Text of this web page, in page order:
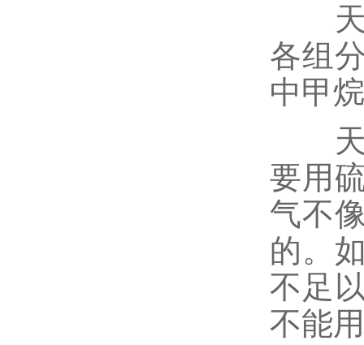
天
各组
中甲
天
要用
气不
的。
不足
不能